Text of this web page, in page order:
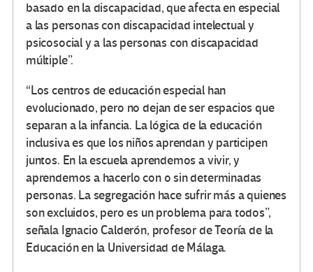
basado en la discapacidad, que afecta en especial
a las personas con discapacidad intelectual y
psicosocial y a las personas con discapacidad
múltiple”.
“Los centros de educación especial han
evolucionado, pero no dejan de ser espacios que
separan a la infancia. La lógica de la educación
inclusiva es que los niños aprendan y participen
juntos. En la escuela aprendemos a vivir, y
aprendemos a hacerlo con o sin determinadas
personas. La segregación hace sufrir más a quienes
son excluidos, pero es un problema para todos”,
señala Ignacio Calderón, profesor de Teoría de la
Educación en la Universidad de Málaga.